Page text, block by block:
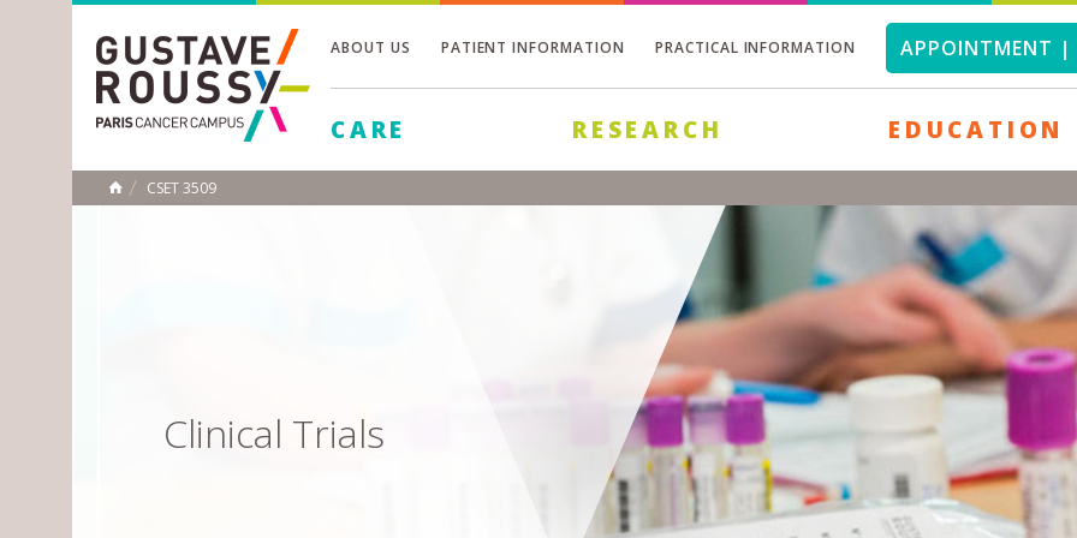
ABOUT US PATIENT INFORMATION PRACTICAL INFORMATION APPOINTMENT |
CARE RESEARCH EDUCATION
HOME
CSET 3509
Clinical Trials